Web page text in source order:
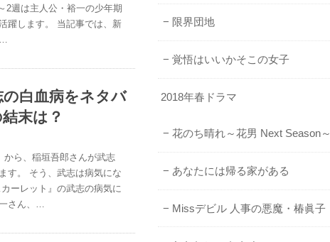
2週は主人公・裕一の少年期
躍します。 当記事では、新
の白血病をネタバ
末は？
から、稲垣吾郎さんが武志
す。 そう、武志は病気にな
ーレット』の武志の病気に
さん、…
限界団地
覚悟はいいかそこの女子
2018年春ドラマ
花のち晴れ～花男 Next Season～
あなたには帰る家がある
Missデビル 人事の悪魔・椿眞子